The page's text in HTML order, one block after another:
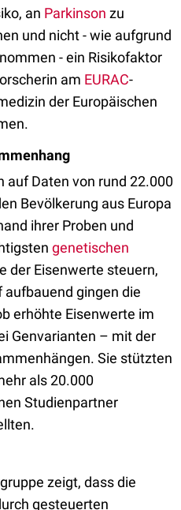
an Parkinson zu
und nicht - wie aufgrund
- ein Risikofaktor
am EURAC-
der Europäischen
auf Daten von rund 22.000
Bevölkerung aus Europa
ihrer Proben und
genetischen
der Eisenwerte steuern,
gingen die
erhöhte Eisenwerte im
Genvarianten – mit der
Sie stützten
als 20.000
Studienpartner
zeigt, dass die
gesteuerten